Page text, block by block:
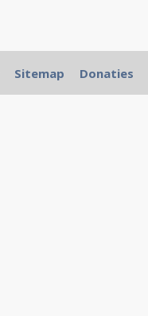
Sitemap Donaties